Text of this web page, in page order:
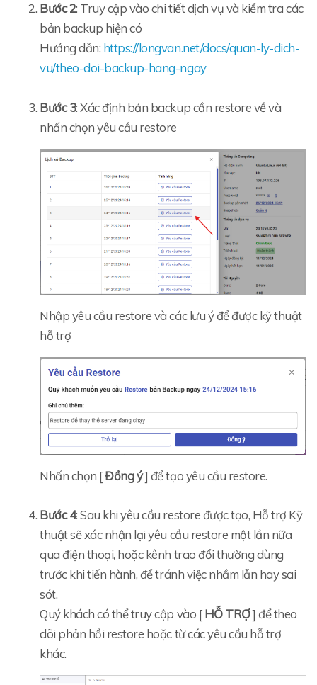
Bước 2: Truy cập vào chi tiết dịch vụ và kiểm tra các
bản backup hiện có
Hướng dẫn: https://longvan.net/docs/quan-ly-dich-
vu/theo-doi-backup-hang-ngay
Bước 3: Xác định bản backup cần restore về và
nhấn chọn yêu cầu restore
Nhập yêu cầu restore và các lưu ý để được kỹ thuật
hỗ trợ
Nhấn chọn [Đồng ý] để tạo yêu cầu restore.
Bước 4: Sau khi yêu cầu restore được tạo, Hỗ trợ Kỹ
thuật sẽ xác nhận lại yêu cầu restore một lần nữa
qua điện thoại, hoặc kênh trao đổi thường dùng
trước khi tiến hành, để tránh việc nhầm lẫn hay sai
sót.
Quý khách có thể truy cập vào [HỖ TRỢ] để theo
dõi phản hồi restore hoặc từ các yêu cầu hỗ trợ
khác.